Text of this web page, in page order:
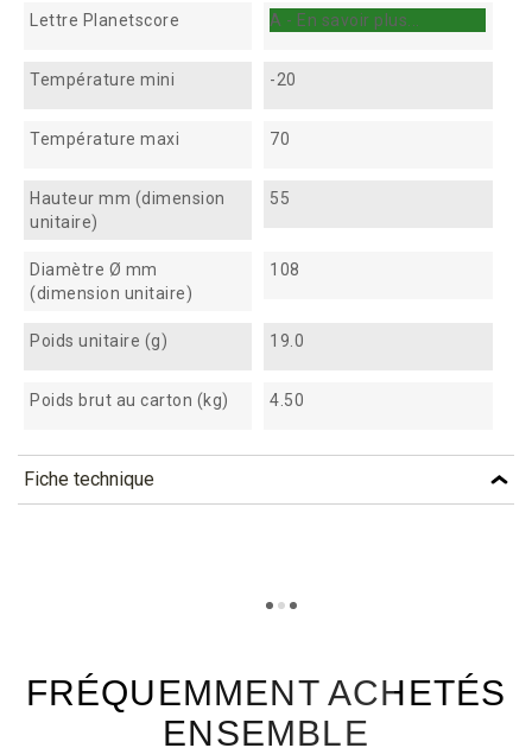
Lettre Planetscore A - En savoir plus...
Température mini -20
Température maxi 70
Hauteur mm (dimension
unitaire)
55
Diamètre Ø mm
(dimension unitaire)
108
Poids unitaire (g) 19.0
Poids brut au carton (kg) 4.50
Fiche technique
FRÉQUEMMENT ACHETÉS
ENSEMBLE